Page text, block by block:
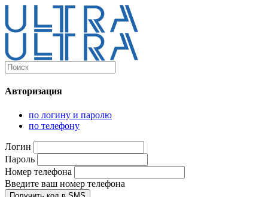
Каталог
Компьютеры и комплектующие
Персональные компьютеры
Моноблоки
Мониторы
Комплектующие
Авторизация
по логину и паролю
по телефону
Логин
Пароль
Номер телефона
Введите ваш номер телефона